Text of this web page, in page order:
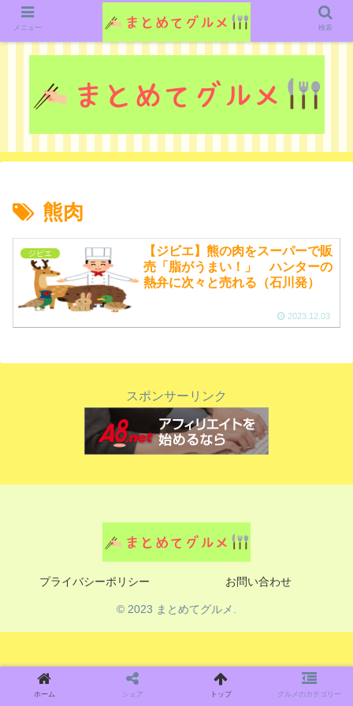
グルメ関連のいろいろなニューススレッドを紹介していきます。（鋭意作成中で
す）
熊肉
ジビエ
【ジビエ】熊の肉をスーパーで販
売「脂がうまい！」 ハンターの
熱弁に次々と売れる（石川発）
2023.12.03
スポンサーリンク
プライバシーポリシー お問い合わせ
© 2023 まとめてグルメ.
メニュー 検索
ホーム シェア トップ グルメのカテゴリー